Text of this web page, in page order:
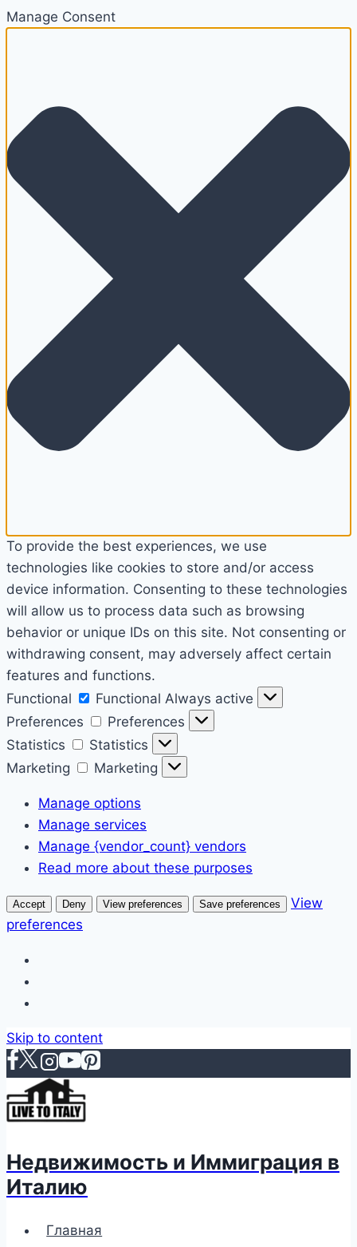
Manage Consent
To provide the best experiences, we use
technologies like cookies to store and/or access
device information. Consenting to these technologies
will allow us to process data such as browsing
behavior or unique IDs on this site. Not consenting or
withdrawing consent, may adversely affect certain
features and functions.
Functional
Functional Always active
Preferences
Preferences
Statistics
Statistics
Marketing
Marketing
Manage options
Manage services
Manage {vendor_count} vendors
Read more about these purposes
Accept Deny View preferences Save preferences
View
preferences
Skip to content
Недвижимость и Иммиграция в
Италию
Главная